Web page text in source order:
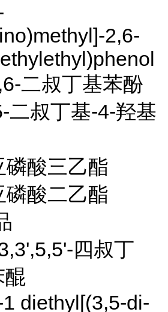
2,6-
二叔丁基苯酚
二叔丁基-4-羟基
磷酸三乙酯
磷酸二乙酯
四叔丁
醌
diethyl[(3,5-di-